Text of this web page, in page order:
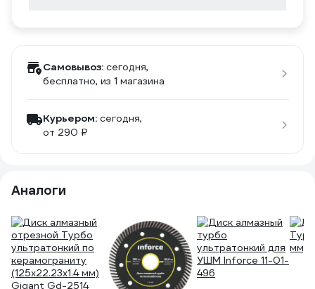
Самовывоз: сегодня,
бесплатно, из 1 магазина
Курьером: сегодня,
от 290 ₽
Аналоги